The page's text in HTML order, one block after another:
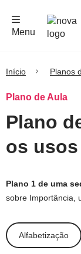
Menu
Início Planos
Plano de Aula
Plano
os
Plano 1 de uma
sobre Importância,
Alfabetização